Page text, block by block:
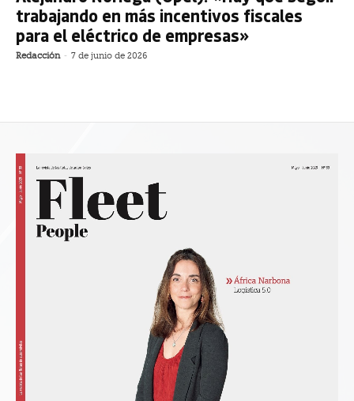
trabajando en más incentivos fiscales
para el eléctrico de empresas»
Redacción - 7 de junio de 2026